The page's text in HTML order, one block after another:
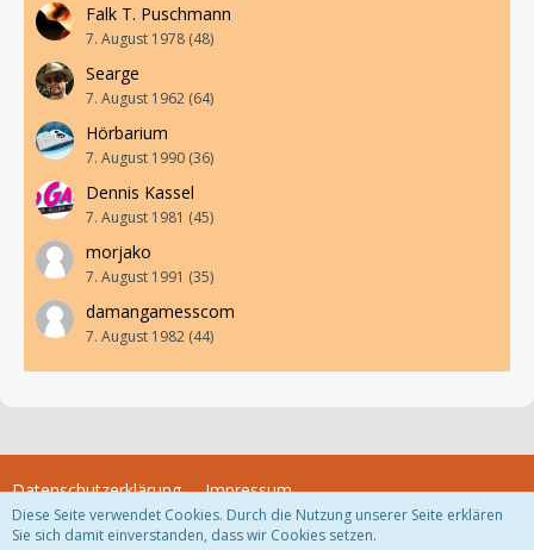
Falk T. Puschmann
7. August 1978 (48)
Searge
7. August 1962 (64)
Hörbarium
7. August 1990 (36)
Dennis Kassel
7. August 1981 (45)
morjako
7. August 1991 (35)
damangamesscom
7. August 1982 (44)
Datenschutzerklärung Impressum
Diese Seite verwendet Cookies. Durch die Nutzung unserer Seite erklären
Sie sich damit einverstanden, dass wir Cookies setzen.